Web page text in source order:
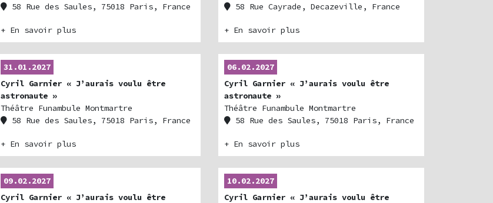
58 Rue des Saules, 75018 Paris, France
+ En savoir plus
58 Rue Cayrade, Decazeville, France
+ En savoir plus
31.01.2027
Cyril Garnier « J’aurais voulu être
astronaute »
Théâtre Funambule Montmartre
58 Rue des Saules, 75018 Paris, France
+ En savoir plus
06.02.2027
Cyril Garnier « J’aurais voulu être
astronaute »
Théâtre Funambule Montmartre
58 Rue des Saules, 75018 Paris, France
+ En savoir plus
09.02.2027
Cyril Garnier « J’aurais voulu être
10.02.2027
Cyril Garnier « J’aurais voulu être